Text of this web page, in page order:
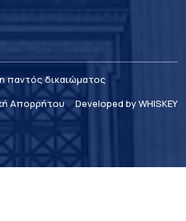
παντός δικαιώματος
Απορρήτου
Developed by WHISKEY